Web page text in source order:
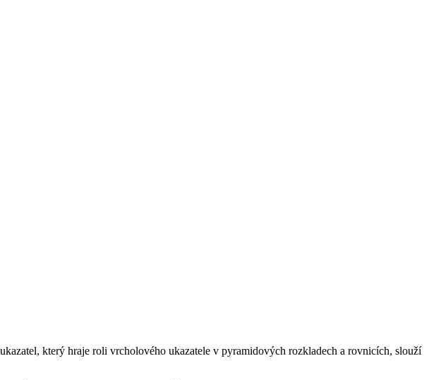
který hraje roli vrcholového ukazatele v pyramidových rozkladech a rovnicích, slouží